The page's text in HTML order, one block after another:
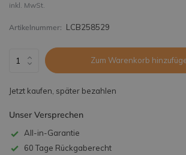
inkl. MwSt.
Artikelnummer: LCB258529
Zum Warenkorb
Jetzt kaufen, später bezahlen
Unser Versprechen
All-in-Garantie
60 Tage Rückgaberecht